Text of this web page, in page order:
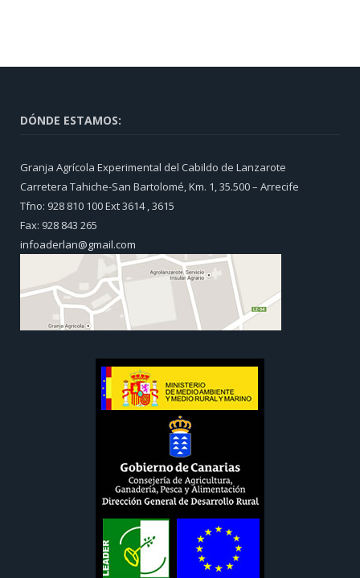
DÓNDE ESTAMOS:
Granja Agrícola Experimental del Cabildo de Lanzarote
Carretera Tahiche-San Bartolomé, Km. 1, 35.500 – Arrecife
Tfno: 928 810 100 Ext 3614 , 3615
Fax: 928 843 265
infoaderlan@gmail.com